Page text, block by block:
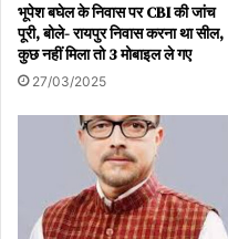
भूपेश बघेल के निवास पर CBI की जांच
पूरी, बोले- रायपुर निवास करना था सील,
कुछ नहीं मिला तो 3 मोबाइल ले गए
27/03/2025